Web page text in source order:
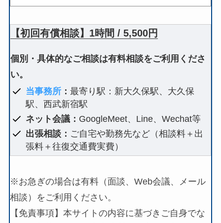
【初回有償相談】1時間 / 5,500円
個別・具体的なご相談は有料相談をご利用くださ
い。
当事務所 ：最寄り駅：新大久保駅、大久保
駅、西武新宿駅
ネット会議： GoogleMeet、Line、Wechat等
出張相談： ご自宅や勤務先など（相談料＋出
張料＋往復交通費実費）
※お急ぎの場合は有料（面談、Web会議、メール
相談）をご利用ください。
【免責事項】本サイトの内容に基づきご自身でな